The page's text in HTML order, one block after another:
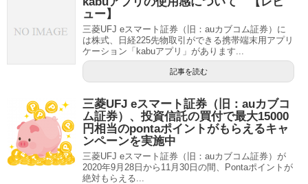
ュー】
三菱UFJ eスマート証券（旧：auカブコム証券）に
は株式、日経225先物取引ができる携帯端末用アプリ
ケーション「kabuアプリ」があります...
記事を読む
三菱UFJ eスマート証券（旧：auカブコ
ム証券）、投資信託の買付で最大15000
円相当のpontaポイントがもらえるキャ
ンペーンを実施中
三菱UFJ eスマート証券（旧：auカブコム証券）が
2020年9月28日から11月30日の間、Pontaポイントが
絶対もらえる...